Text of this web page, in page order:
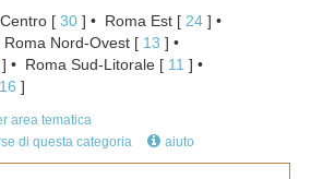
[ 30 ] Roma Est [ 24 ]
Roma Nord-Ovest [ 13 ]
] Roma Sud-Litorale [ 11 ]
16 ]
area tematica
di questa categoria
aiuto